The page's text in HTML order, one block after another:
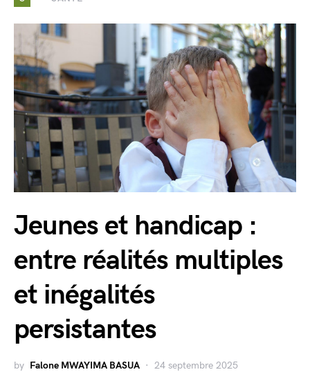
Jeunes et handicap :
entre réalités multiples
et inégalités
persistantes
by Falone MWAYIMA BASUA 24 septembre 2025